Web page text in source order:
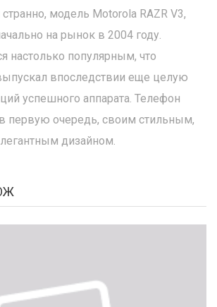
модель Motorola RAZR V3,
на рынок в 2004 году.
настолько популярным, что
впоследствии еще целую
успешного аппарата. Телефон
первую очередь, своим стильным,
дизайном.